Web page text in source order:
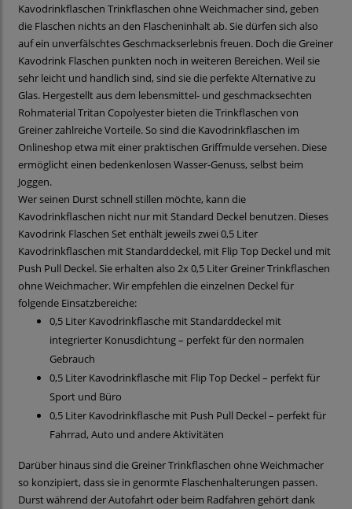
Kavodrinkflaschen Trinkflaschen ohne Weichmacher sind, geben
die Flaschen nichts an den Flascheninhalt ab. Sie dürfen sich also
auf ein unverfälschtes Geschmackserlebnis freuen. Doch die Greiner
Kavodrink Flaschen punkten noch in weiteren Bereichen. Weil sie
sehr leicht und handlich sind, sind sie die perfekte Alternative zu
Glas. Hergestellt aus dem lebensmittel- und geschmacksechten
Rohmaterial Tritan Copolyester bieten die Trinkflaschen von
Greiner zahlreiche Vorteile. So sind die Kavodrinkflaschen im
Onlineshop etwa mit einer praktischen Griffmulde versehen. Diese
ermöglicht einen bedenkenlosen Wasser-Genuss, selbst beim
Joggen.
Wer seinen Durst schnell stillen möchte, kann die
Kavodrinkflaschen nicht nur mit Standard Deckel benutzen. Dieses
Kavodrink Flaschen Set enthält jeweils zwei 0,5 Liter
Kavodrinkflaschen mit Standarddeckel, mit Flip Top Deckel und mit
Push Pull Deckel. Sie erhalten also 2x 0,5 Liter Greiner Trinkflaschen
ohne Weichmacher. Wir empfehlen die einzelnen Deckel für
folgende Einsatzbereiche:
0,5 Liter Kavodrinkflasche mit Standarddeckel mit
integrierter Konusdichtung – perfekt für den normalen
Gebrauch
0,5 Liter Kavodrinkflasche mit Flip Top Deckel – perfekt für
Sport und Büro
0,5 Liter Kavodrinkflasche mit Push Pull Deckel – perfekt für
Fahrrad, Auto und andere Aktivitäten
Darüber hinaus sind die Greiner Trinkflaschen ohne Weichmacher
so konzipiert, dass sie in genormte Flaschenhalterungen passen.
Durst während der Autofahrt oder beim Radfahren gehört dank